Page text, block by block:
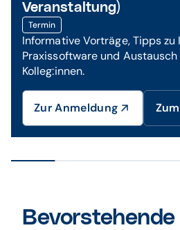
Veranstaltung)
Termin
Informative Vorträge, Tipps zu
Praxissoftware und
Kolleg:innen.
Zur Anmeldung